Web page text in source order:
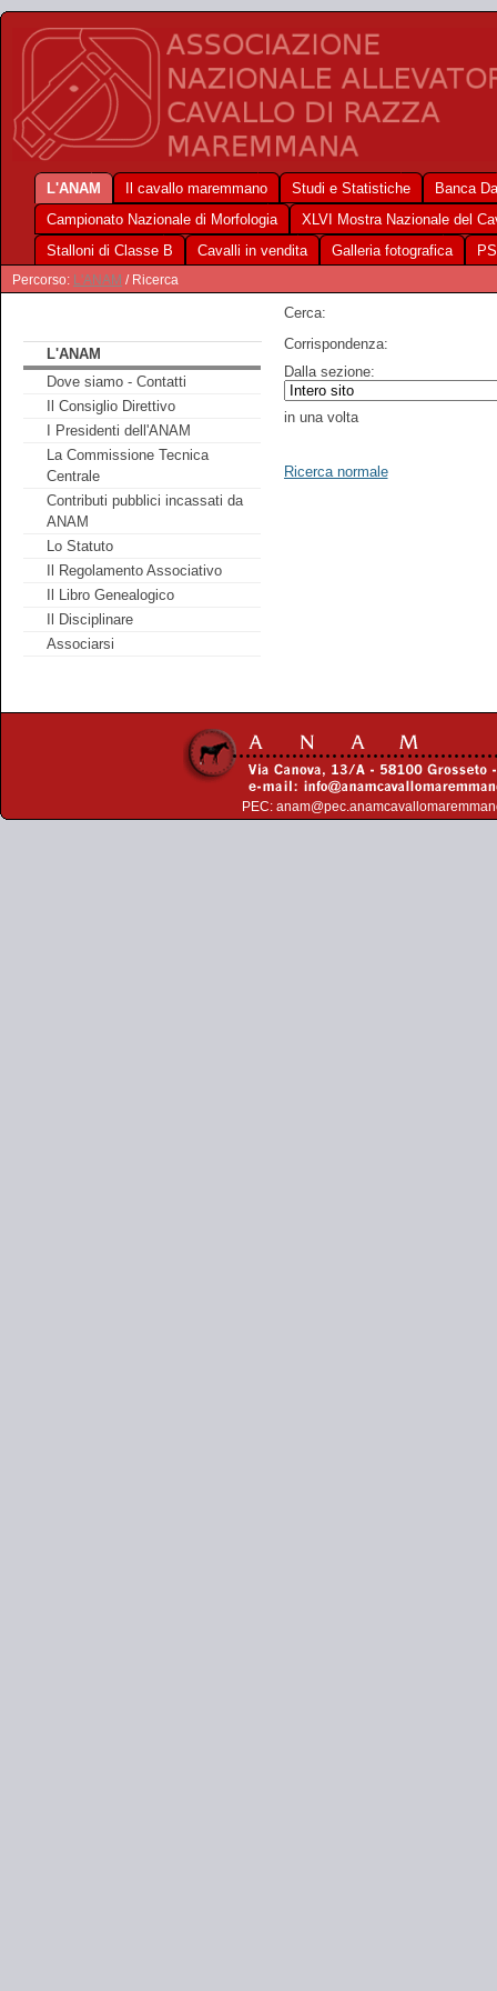
L'ANAM Il cavallo maremmano Studi e Statistiche
Banca
Campionato Nazionale di Morfologia
XLVI Mostra Nazionale del
Stalloni di Classe B
Cavalli in vendita Galleria fotografica
Percorso: L'ANAM / Ricerca
L'ANAM
Dove siamo - Contatti
Il Consiglio Direttivo
I Presidenti dell'ANAM
La Commissione Tecnica
Centrale
Contributi pubblici incassati da
ANAM
Lo Statuto
Il Regolamento Associativo
Il Libro Genealogico
Il Disciplinare
Associarsi
Cerca:
Corrispondenza:
Dalla sezione:
in una volta
Ricerca normale
PEC: